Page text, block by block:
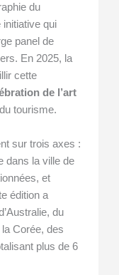
du
qui
panel de
En 2025, la
cette
de l’art
tourisme.
sur trois axes :
dans la ville de
et
édition a
du
Corée, des
plus de 6